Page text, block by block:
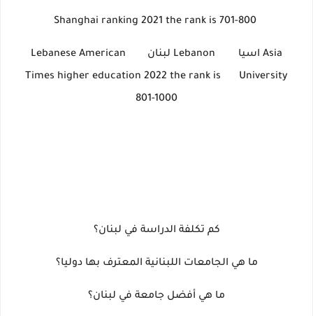
Asia اسيا Lebanon لبنان
Lebanese American
University
Times higher education 2022 the rank is
801-1000
كم تكلفة الدراسة في لبنان؟
ما هي الجامعات اللبنانية المعترف بها دوليا؟
ما هي أفضل جامعة في لبنان؟